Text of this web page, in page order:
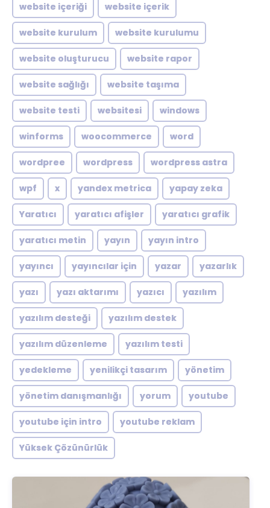
website içeriği website içerik
website kurulum website kurulumu
website oluşturucu website rapor
website sağlığı website taşıma
website testi websitesi windows
winforms woocommerce word
wordpree wordpress wordpress astra
wpf x yandex metrica yapay zeka
Yaratıcı yaratıcı afişler yaratıcı grafik
yaratıcı metin yayın yayın intro
yayıncı yayıncılar için yazar yazarlık
yazı yazı aktarımı yazıcı yazılım
yazılım desteği yazılım destek
yazılım düzenleme yazılım testi
yedekleme yenilikçi tasarım yönetim
yönetim danışmanlığı yorum youtube
youtube için intro youtube reklam
Yüksek Çözünürlük